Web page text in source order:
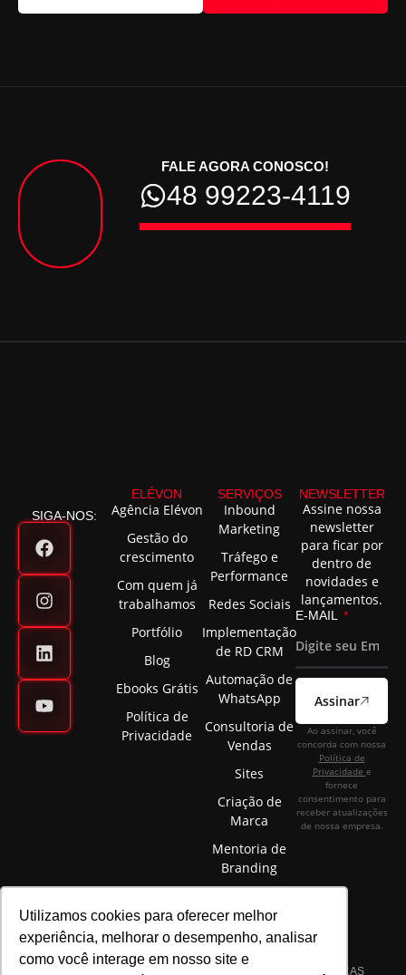
Utilizamos cookies para oferecer melhor
experiência, melhorar o desempenho, analisar
como você interage em nosso site e
FALE AGORA CONOSCO!
48 99223-4119
SIGA-NOS:
ELÉVON
Agência Elévon
Gestão do
crescimento
Com quem já
trabalhamos
Portfólio
Blog
Ebooks Grátis
Política de
Privacidade
SERVIÇOS
Inbound
Marketing
Tráfego e
Performance
Redes Sociais
Implementação
de RD CRM
Automação de
WhatsApp
Consultoria de
Vendas
Sites
Criação de
Marca
Mentoria de
Branding
NEWSLETTER
Assine nossa
newsletter
para ficar por
dentro de
novidades e
lançamentos.
E-MAIL
Assinar
Ao assinar, você
concorda com nossa
Política de
Privacidade e
fornece
consentimento para
receber atualizações
de nossa empresa.
©2025 ELÉVON - MARKETING DIGITAL E GESTÃO DE MARCAS